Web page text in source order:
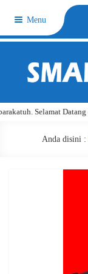
Menu
Selamat Datang di
Anda disini :